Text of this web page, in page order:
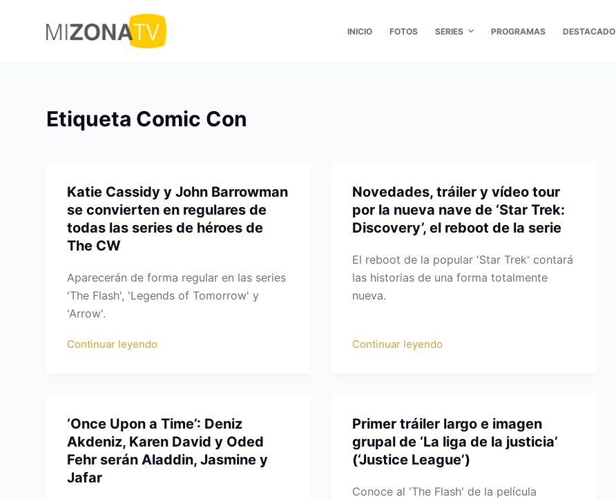
INICIO FOTOS SERIES PROGRAMAS DESTACADO
Etiqueta Comic Con
Katie Cassidy y John Barrowman
se convierten en regulares de
todas las series de héroes de
The CW
Aparecerán de forma regular en las series
'The Flash', 'Legends of Tomorrow' y
'Arrow'.
Continuar leyendo
Novedades, tráiler y vídeo tour
por la nueva nave de ‘Star Trek:
Discovery’, el reboot de la serie
El reboot de la popular 'Star Trek' contará
las historias de una forma totalmente
nueva.
Continuar leyendo
‘Once Upon a Time’: Deniz
Akdeniz, Karen David y Oded
Fehr serán Aladdin, Jasmine y
Jafar
Primer tráiler largo e imagen
grupal de ‘La liga de la justicia’
(‘Justice League’)
Conoce al 'The Flash' de la película